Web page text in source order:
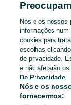
Entra na tua
anunciante
Entrar ou criar
Nós e os nossos
informações
cookies para
escolhas
de privacidade.
e não afetarão
De Privacidade
Nós e os
fornecermos: